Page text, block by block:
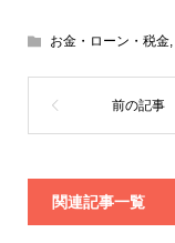
お金・ローン・税金,
関連記事一覧